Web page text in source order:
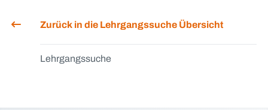
Zurück in die Lehrgangssuche Übersicht
Lehrgangssuche